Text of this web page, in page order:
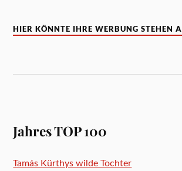
HIER KÖNNTE IHRE WERBUNG STEHEN A
Jahres TOP 100
Tamás Kürthys wilde Tochter